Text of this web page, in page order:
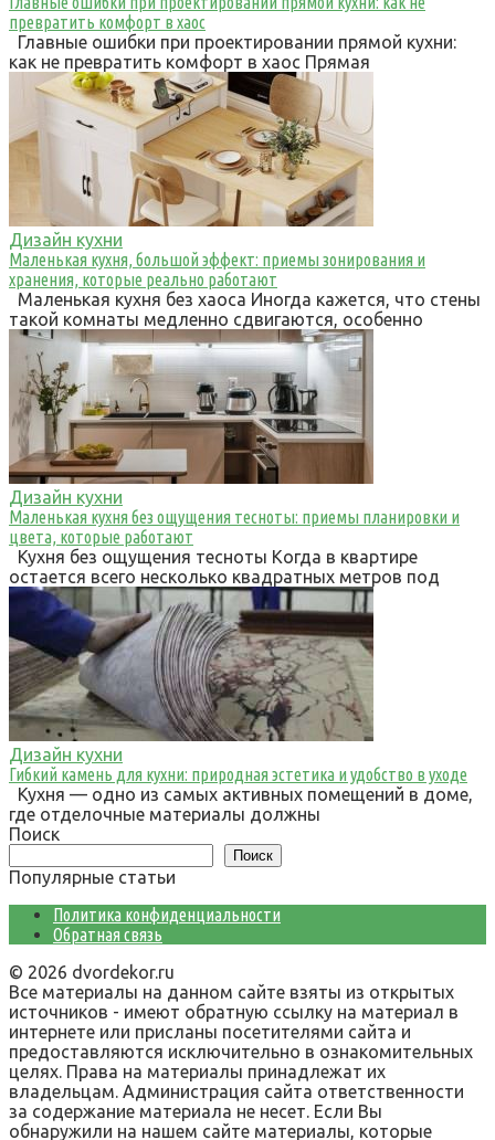
превратить комфорт в хаос
Главные ошибки при проектировании прямой кухни:
как не превратить комфорт в хаос Прямая
Дизайн кухни
Маленькая кухня, большой эффект: приемы зонирования и
хранения, которые реально работают
Маленькая кухня без хаоса Иногда кажется, что стены
такой комнаты медленно сдвигаются, особенно
Дизайн кухни
Маленькая кухня без ощущения тесноты: приемы планировки и
цвета, которые работают
Кухня без ощущения тесноты Когда в квартире
остается всего несколько квадратных метров под
Дизайн кухни
Гибкий камень для кухни: природная эстетика и удобство в уходе
Кухня — одно из самых активных помещений в доме,
где отделочные материалы должны
Поиск
Поиск
Популярные статьи
Политика конфиденциальности
Обратная связь
© 2026 dvordekor.ru
Все материалы на данном сайте взяты из открытых
источников - имеют обратную ссылку на материал в
интернете или присланы посетителями сайта и
предоставляются исключительно в ознакомительных
целях. Права на материалы принадлежат их
владельцам. Администрация сайта ответственности
за содержание материала не несет. Если Вы
обнаружили на нашем сайте материалы, которые